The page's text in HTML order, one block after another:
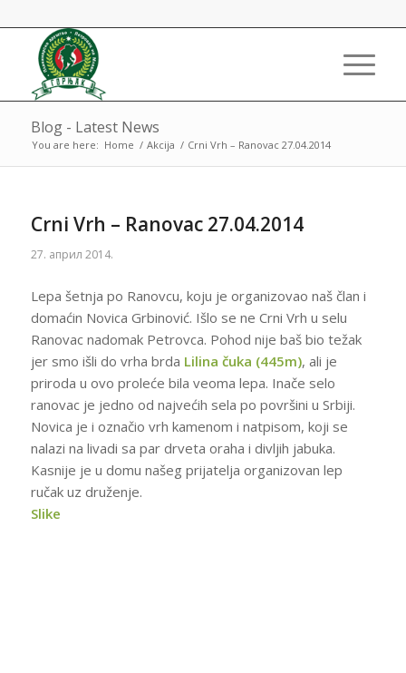
Blog - Latest News
You are here: Home / Akcija / Crni Vrh – Ranovac 27.04.2014
Crni Vrh – Ranovac 27.04.2014
27. април 2014.
Lepa šetnja po Ranovcu, koju je organizovao naš član i
domaćin Novica Grbinović. Išlo se ne Crni Vrh u selu
Ranovac nadomak Petrovca. Pohod nije baš bio težak
jer smo išli do vrha brda Lilina čuka (445m), ali je
priroda u ovo proleće bila veoma lepa. Inače selo
ranovac je jedno od najvećih sela po površini u Srbiji.
Novica je i označio vrh kamenom i natpisom, koji se
nalazi na livadi sa par drveta oraha i divljih jabuka.
Kasnije je u domu našeg prijatelja organizovan lep
ručak uz druženje.
Slike